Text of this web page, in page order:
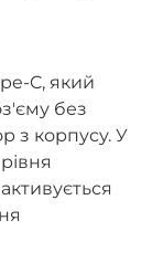
C, який
без
з корпусу. У